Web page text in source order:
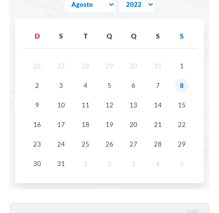
D S T Q Q S S
26 27 28 29 30 31 1
2 3 4 5 6 7 8
9 10 11 12 13 14 15
16 17 18 19 20 21 22
23 24 25 26 27 28 29
30 31 1 2 3 4 5